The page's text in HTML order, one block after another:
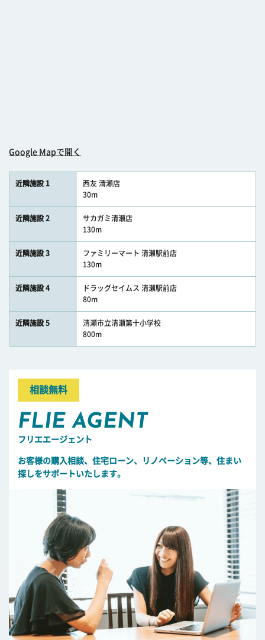
Google Mapで開く
近隣施設 1
西友 清瀬店
30m
近隣施設 2
サカガミ清瀬店
130m
近隣施設 3
ファミリーマート 清瀬駅前店
130m
近隣施設 4
ドラッグセイムス 清瀬駅前店
80m
近隣施設 5
清瀬市立清瀬第十小学校
800m
相談無料
FLIE AGENT
フリエエージェント
お客様の購入相談、住宅ローン、リノベーション等、住まい
探しをサポートいたします。